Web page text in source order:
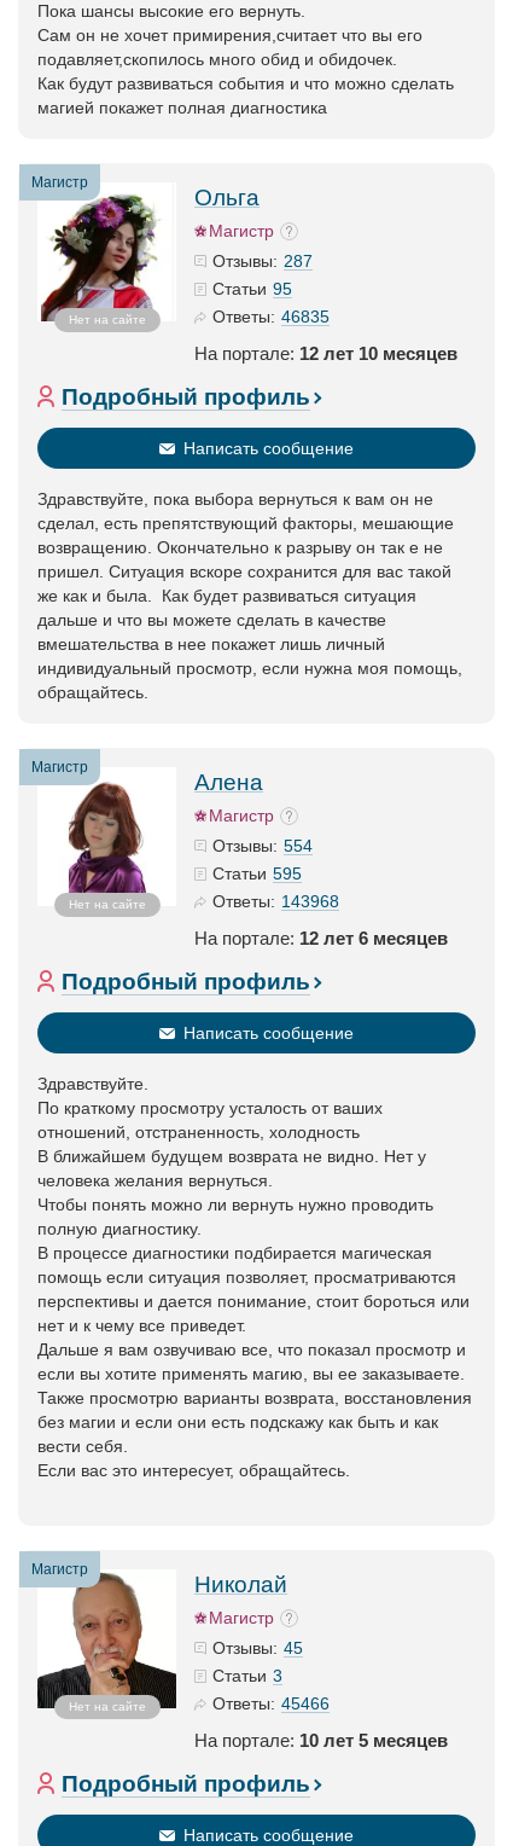
Пока шансы высокие его вернуть.
Сам он не хочет примирения,считает что вы его
подавляет,скопилось много обид и обидочек.
Как будут развиваться события и что можно сделать
магией покажет полная диагностика
Магистр
Нет на сайте
Ольга
Магистр
Отзывы: 287
Статьи 95
Ответы: 46835
На портале: 12 лет 10 месяцев
Подробный профиль
Написать сообщение
Здравствуйте, пока выбора вернуться к вам он не
сделал, есть препятствующий факторы, мешающие
возвращению. Окончательно к разрыву он так е не
пришел. Ситуация вскоре сохранится для вас такой
же как и была. ​​ Как будет развиваться ситуация
дальше и что вы можете сделать в качестве
вмешательства в нее покажет лишь личный
индивидуальный просмотр, если нужна моя помощь,
обращайтесь.
Магистр
Нет на сайте
Алена
Магистр
Отзывы: 554
Статьи 595
Ответы: 143968
На портале: 12 лет 6 месяцев
Подробный профиль
Написать сообщение
Здравствуйте.
По краткому просмотру усталость от ваших
отношений, отстраненность, холодность
В ближайшем будущем возврата не видно. Нет у
человека желания вернуться.
Чтобы понять можно ли вернуть нужно проводить
полную диагностику.
В процессе диагностики подбирается магическая
помощь если ситуация позволяет, просматриваются
перспективы и дается понимание, стоит бороться или
нет и к чему все приведет.
Дальше я вам озвучиваю все, что показал просмотр и
если вы хотите применять магию, вы ее заказываете.
Также просмотрю варианты возврата, восстановления
без магии и если они есть подскажу как быть и как
вести себя.
Если вас это интересует, обращайтесь.
Магистр
Нет на сайте
Николай
Магистр
Отзывы: 45
Статьи 3
Ответы: 45466
На портале: 10 лет 5 месяцев
Подробный профиль
Написать сообщение